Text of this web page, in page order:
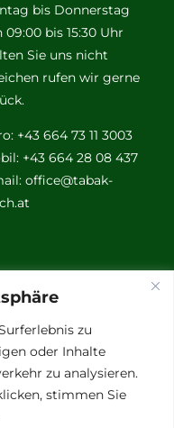
zu
oder Inhalte
zu analysieren.
stimmen Sie
bis Donnerstag
09:00 bis 15:30 Uhr
Sie uns nicht
rufen wir gerne
+43 664 73 11 3003
+43 664 28 08 437
office@tabak-